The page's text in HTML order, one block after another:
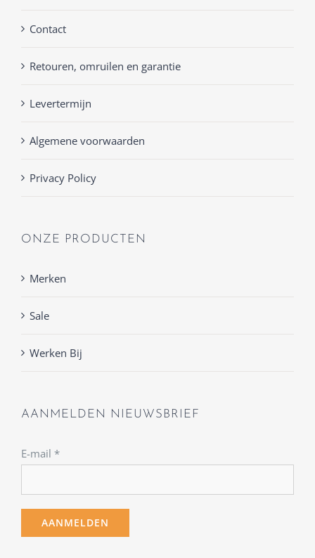
Contact
Retouren, omruilen en garantie
Levertermijn
Algemene voorwaarden
Privacy Policy
ONZE PRODUCTEN
Merken
Sale
Werken Bij
AANMELDEN NIEUWSBRIEF
E-mail *